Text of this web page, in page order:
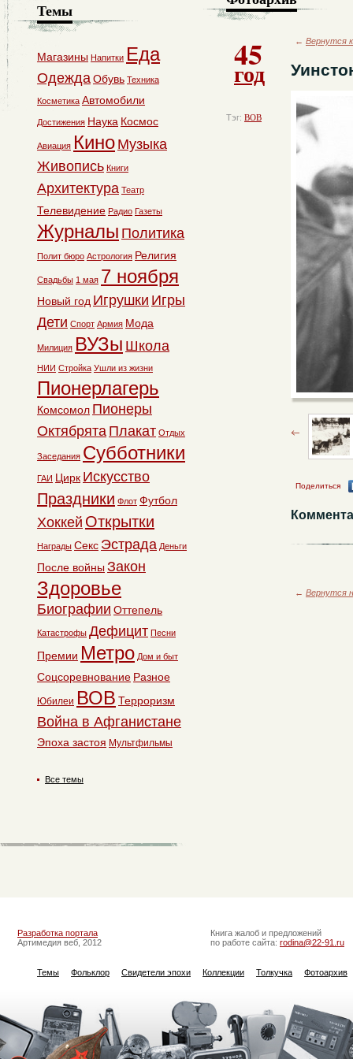
45
год
Тэг: ВОВ
← Вернутся
Поделиться
← Вернутся
Темы
Магазины Напитки Еда
ОдеждаОбувь Техника
Косметика Автомобили
Достижения Наука Космос
Авиация Кино Музыка
Живопись Книги
Архитектура Театр
Телевидение Радио Газеты
Журналы Политика
Полит бюро Астрология Религия
Свадьбы 1 мая 7 ноября
Новый год Игрушки Игры
Дети Спорт Армия Мода
Милиция ВУЗы Школа
НИИ Стройка Ушли из жизни
Пионерлагерь
Комсомол Пионеры
Октябрята Плакат Отдых
Заседания Субботники
ГАИ Цирк Искусство
Праздники Флот Футбол
Хоккей Открытки
Награды Секс Эстрада Деньги
После войны Закон
Здоровье
Биографии Оттепель
Катастрофы Дефицит Песни
Премии Метро Дом и быт
Соцсоревнование Разное
Юбилеи ВОВ Терроризм
Война в Афганистане
Эпоха застоя Мультфильмы
Все темы
Разработка портала
Артимедия веб, 2012
Книга жалоб и предложений
по работе сайта: rodina@22-91.ru
Темы Фольклор Свидетели эпохи Коллекции Толкучка Фотоархив